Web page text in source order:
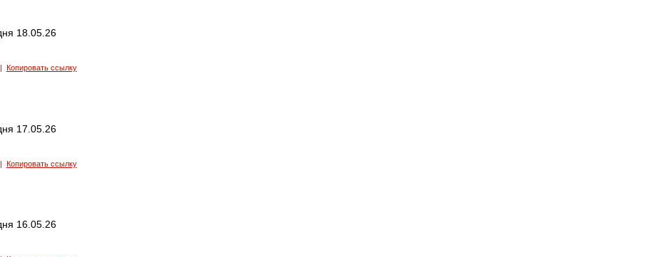
18.05.26
Копировать ссылку
17.05.26
Копировать ссылку
16.05.26